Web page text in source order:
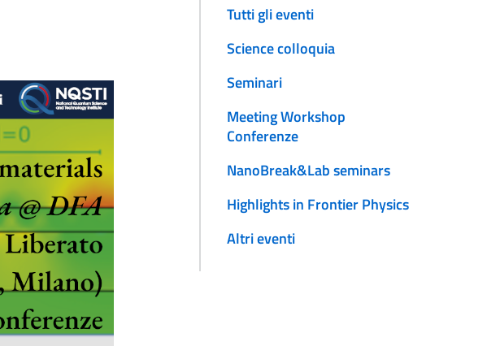
Tutti gli eventi
Science colloquia
Seminari
Meeting Workshop
Conferenze
NanoBreak&Lab seminars
Highlights in Frontier Physics
Altri eventi